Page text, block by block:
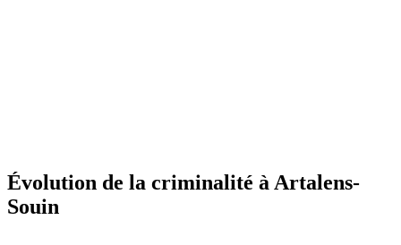
Évolution de la criminalité à Artalens-
Souin